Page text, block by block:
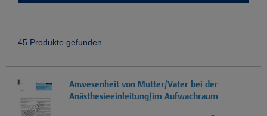
45 Produkte gefunden
Anwesenheit von Mutter/Vater bei der
Anästhesieeinleitung/im Aufwachraum